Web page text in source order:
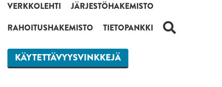
VERKKOLEHTI
JÄRJESTÖHAKEMISTO
RAHOITUSHAKEMISTO
TIETOPANKKI HAKU
KÄYTETTÄVYYSVINKKEJÄ